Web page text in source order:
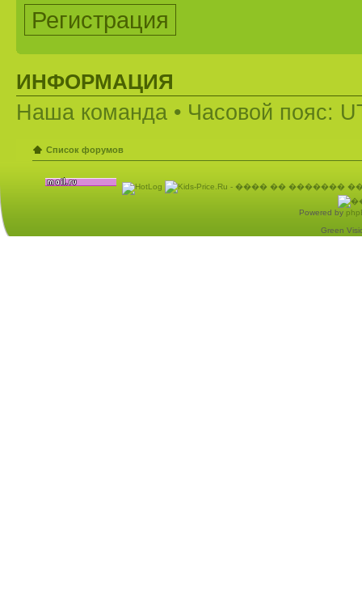
Регистрация
ИНФОРМАЦИЯ
Наша команда • Часовой пояс:
Список форумов
Powered by
Green